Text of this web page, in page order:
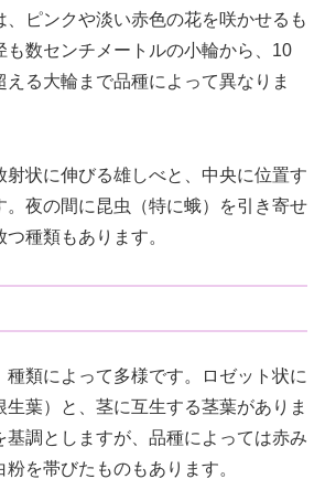
、ピンクや淡い赤色の花を咲かせるも
も数センチメートルの小輪から、10
える大輪まで品種によって異なりま
射状に伸びる雄しべと、中央に位置す
。夜の間に昆虫（特に蛾）を引き寄せ
種類もあります。
種類によって多様です。ロゼット状に
葉）と、茎に互生する茎葉がありま
基調としますが、品種によっては赤み
を帯びたものもあります。